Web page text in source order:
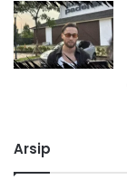
Arsip